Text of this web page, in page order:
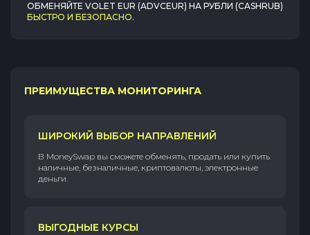
ОБМЕНЯЙТЕ VOLET EUR (ADVCEUR) НА РУБЛИ (CASHRUB)
БЫСТРО И БЕЗОПАСНО.
ПРЕИМУЩЕСТВА МОНИТОРИНГА
ШИРОКИЙ ВЫБОР НАПРАВЛЕНИЙ
В MoneySwap вы сможете обменять, продать или купить
наличные, безналичные, криптовалюты, электронные
деньги.
ВЫГОДНЫЕ КУРСЫ